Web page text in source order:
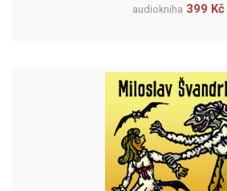
audiokniha 399 Kč